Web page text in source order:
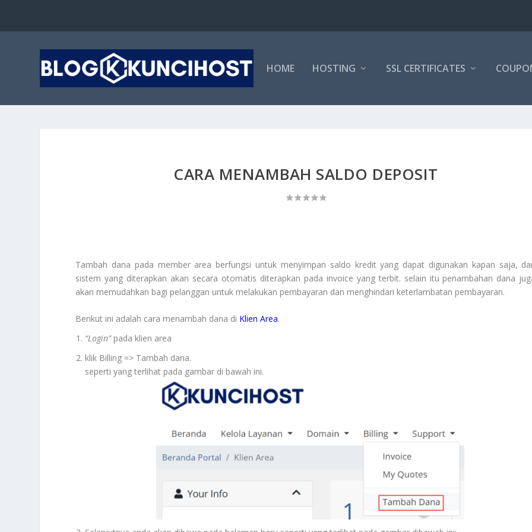
HOME HOSTING SSL CERTIFICATES
CARA MENAMBAH SALDO DEPOSIT
Tambah dana pada member area berfungsi untuk menyimpan saldo kredit yang dapat digunakan kapan saja,
sistem yang diterapkan akan secara otomatis diterapkan pada invoice yang terbit. selain itu penambahan dana
akan memudahkan bagi pelanggan untuk melakukan pembayaran dan menghindari keterlambatan pembayaran.
Berikut ini adalah cara menambah dana di Klien Area.
“Login”pada klien area
klik Billing => Tambah dana.
seperti yang terlihat pada gambar di bawah ini.